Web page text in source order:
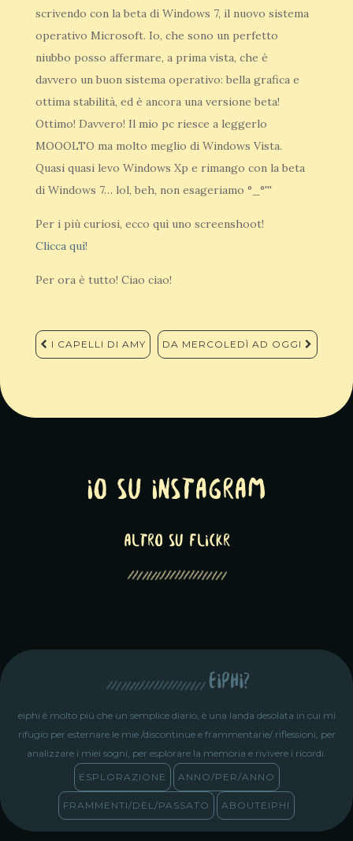
scrivendo con la beta di Windows 7, il nuovo sistema
operativo Microsoft. Io, che sono un perfetto
niubbo posso affermare, a prima vista, che è
davvero un buon sistema operativo: bella grafica e
ottima stabilità, ed è ancora una versione beta!
Ottimo! Davvero! Il mio pc riesce a leggerlo
MOOOLTO ma molto meglio di Windows Vista.
Quasi quasi levo Windows Xp e rimango con la beta
di Windows 7… lol, beh, non esageriamo °_°'''
Per i più curiosi, ecco quì uno screenshoot!
Clicca quì!
Per ora è tutto! Ciao ciao!
Navigazione
articoli
I CAPELLI DI AMY DA MERCOLEDÌ AD OGGI
Io su Instagram
altro su Flickr
eiphi?
eiphi è molto più che un semplice diario, è una landa desolata in cui mi
rifugio per esternare le mie /discontinue e frammentarie/ riflessioni, per
analizzare i miei sogni, per esplorare la memoria e rivivere i ricordi.
ESPLORAZIONE
ANNO/PER/ANNO
FRAMMENTI/DEL/PASSATO ABOUTEIPHI